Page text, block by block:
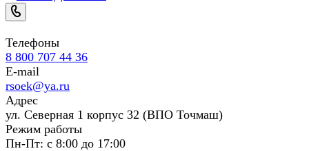
Телефоны
8 800 707 44 36
E-mail
rsoek@ya.ru
Адрес
ул. Северная 1 корпус 32 (ВПО Точмаш)
Режим работы
Пн-Пт: с 8:00 до 17:00